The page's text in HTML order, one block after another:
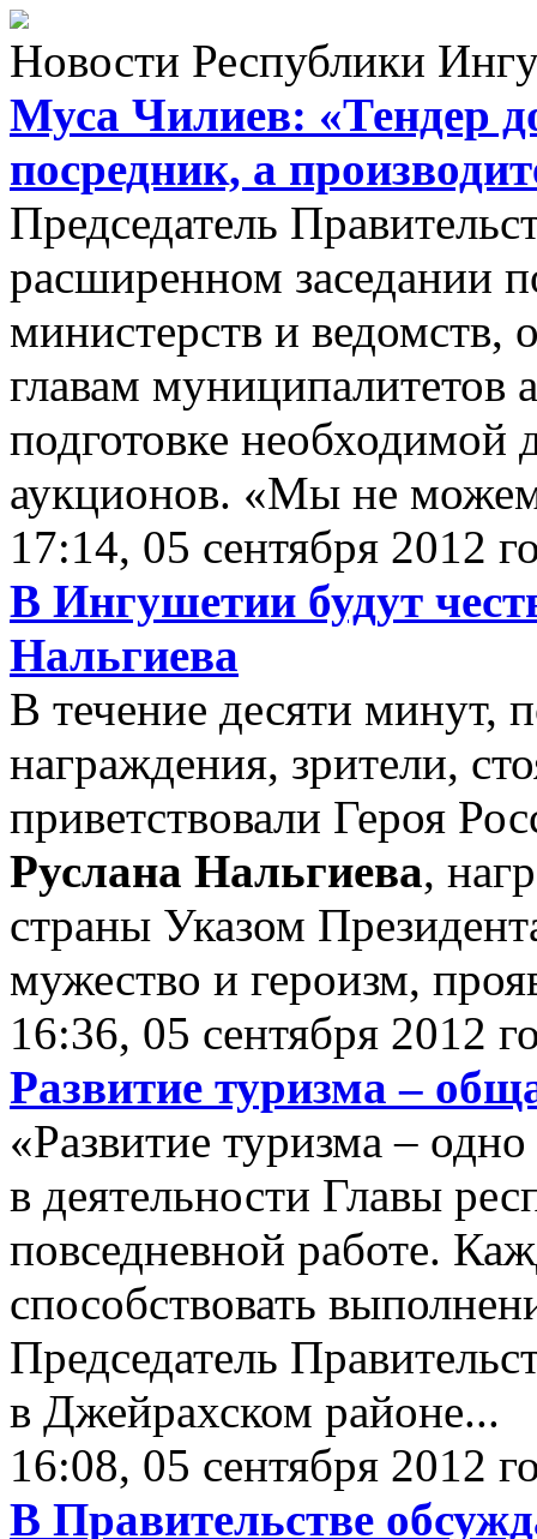
Новости Республики
Муса Чилиев: «Тендер
посредник, а
Председатель
расширенном заседании
министерств и ведомств,
главам муниципалитетов
подготовке
аукционов. «Мы не можем
17:14, 05 сентября 2012
В Ингушетии будут
Нальгиева
В течение десяти минут,
награждения, зрители,
приветствовали Героя
Руслана Нальгиева,
страны Указом
мужество и героизм,
16:36, 05 сентября 2012
Развитие туризма –
«Развитие туризма –
в деятельности Главы
повседневной работе.
способствовать
Председатель
в Джейрахском районе...
16:08, 05 сентября 2012
В Правительстве